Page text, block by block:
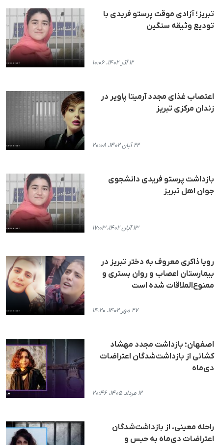
تبریز؛ آزادی موقت پرستو فریدی با
تودیع وثیقه سنگین
۱۲ آذر ۱۴۰۲، ۱۰:۰۶
اعتصاب غذای مجدد آرمیتا پاویر در
زندان مرکزی تبریز
۲۲ آبان ۱۴۰۲، ۲۰:۰۸
بازداشت پرستو فریدی دانشجوی
جوان اهل تبریز
۱۳ آبان ۱۴۰۲، ۱۷:۰۳
رویا ذاکری معروف به دختر تبریز در
بیمارستان اعصاب و روان بستری و
ممنوع‌الملاقات شده است
۲۷ مهر ۱۴۰۲، ۱۴:۲۰
اصفهان؛ بازداشت مجدد مهشاد
کشانی از بازداشت‌شدگان اعتراضات
دی‌ماه
۱۲ مرداد ۱۴۰۵، ۲۰:۴۶
راحله معینی، از بازداشت‌شدگان
اعتراضات دی‌ماه به حبس و